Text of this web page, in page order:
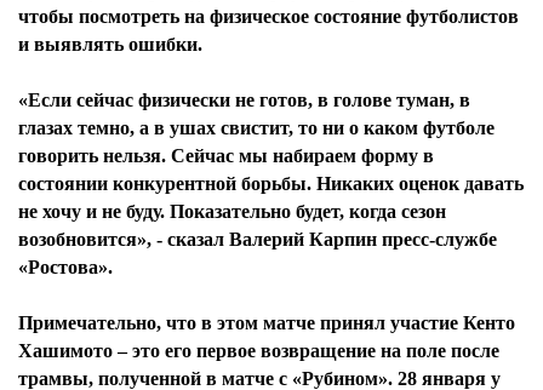
чтобы посмотреть на физическое состояние футболистов
и выявлять ошибки.
«Если сейчас физически не готов, в голове туман, в
глазах темно, а в ушах свистит, то ни о каком футболе
говорить нельзя. Сейчас мы набираем форму в
состоянии конкурентной борьбы. Никаких оценок давать
не хочу и не буду. Показательно будет, когда сезон
возобновится», - сказал Валерий Карпин пресс-службе
«Ростова».
Примечательно, что в этом матче принял участие Кенто
Хашимото – это его первое возвращение на поле после
трамвы, полученной в матче с «Рубином». 28 января у